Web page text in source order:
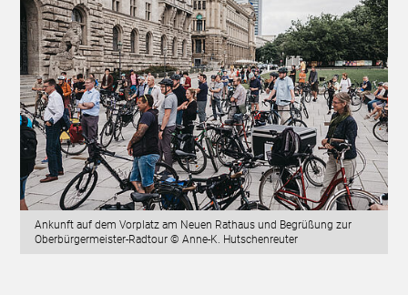
Ankunft auf dem Vorplatz am Neuen Rathaus und Begrüßung zur
Oberbürgermeister-Radtour © Anne-K. Hutschenreuter